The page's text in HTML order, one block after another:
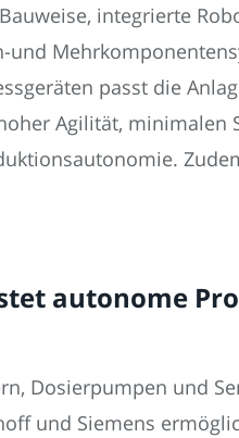
integrierte
und
passt die
Agilität, minimalen
autonome
Dosierpumpen und
und Siemens